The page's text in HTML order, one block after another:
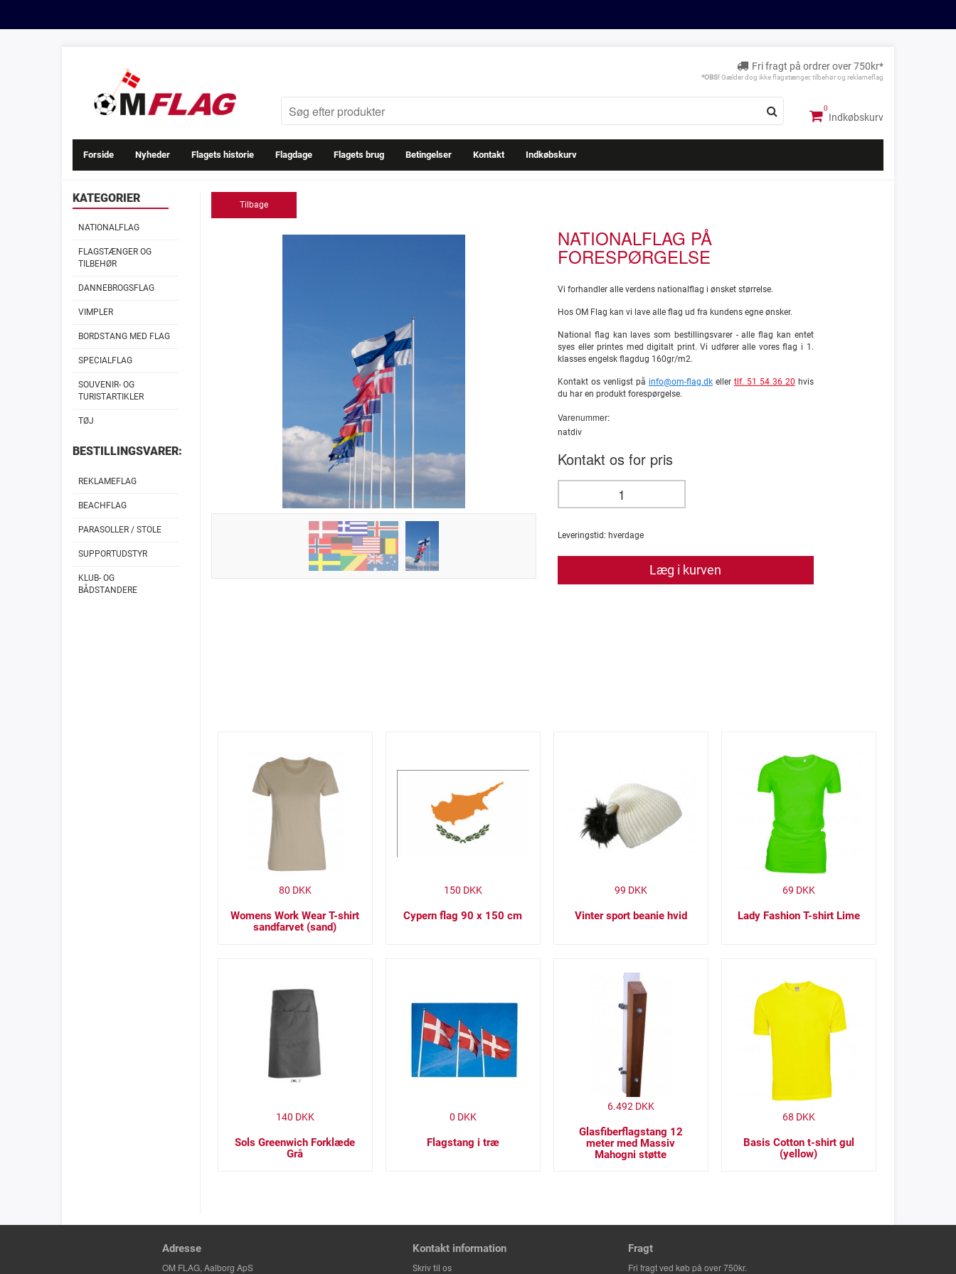
Fri fragt på ordrer over 750kr*
*OBS! Gælder dog ikke flagstænger, tilbehør og reklameflag
Indkøbskurv
Forside Nyheder Flagets historie Flagdage Flagets brug Betingelser Kontakt Indkøbskurv
KATEGORIER
NATIONALFLAG
FLAGSTÆNGER OG
TILBEHØR
DANNEBROGSFLAG
VIMPLER
BORDSTANG MED FLAG
SPECIALFLAG
SOUVENIR- OG
TURISTARTIKLER
TØJ
BESTILLINGSVARER:
REKLAMEFLAG
BEACHFLAG
PARASOLLER / STOLE
SUPPORTUDSTYR
KLUB- OG
BÅDSTANDERE
Tilbage
NATIONALFLAG PÅ
FORESPØRGELSE
Vi forhandler alle verdens nationalflag i ønsket størrelse.
Hos OM Flag kan vi lave alle flag ud fra kundens egne ønsker.
National flag kan laves som bestillingsvarer - alle flag kan entet
syes eller printes med digitalt print. Vi udfører alle vores flag i 1.
klasses engelsk flagdug 160gr/m2.
Kontakt os venligst på info@om-flag.dkeller tlf. 51 54 36 20 hvis
du har en produkt forespørgelse.
Varenummer:
natdiv
Kontakt os for pris
Leveringstid: hverdage
Læg i kurven
Womens Work Wear T-shirt
sandfarvet (sand)
80 DKK
Cypern flag 90 x 150 cm
150 DKK
Vinter sport beanie hvid
99 DKK
Lady Fashion T-shirt Lime
69 DKK
Sols Greenwich Forklæde
Grå
140 DKK
Flagstang i træ
0 DKK
Glasfiberflagstang 12
meter med Massiv
Mahogni støtte
6.492DKK
Basis Cotton t-shirt gul
(yellow)
68 DKK
Adresse
OM FLAG, Aalborg ApS
Kontakt information
Skriv til os
Fragt
Fri fragt ved køb på over 750kr.